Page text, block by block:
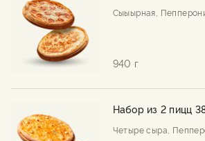
Сыыырная,
940 г
Набор из 2 пицц
Четыре сыра,